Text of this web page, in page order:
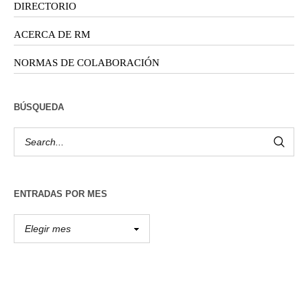
DIRECTORIO
ACERCA DE RM
NORMAS DE COLABORACIÓN
BÚSQUEDA
ENTRADAS POR MES